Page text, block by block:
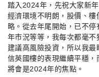
踏入 2024年，先祝大家新
經濟環境不明朗，股價、
略。從去年尾開始，已不
年市況等等，我每次都毫
建議高風險投資，所以我
信英國樓的表現繼續平穩
將會是2024年的焦點。